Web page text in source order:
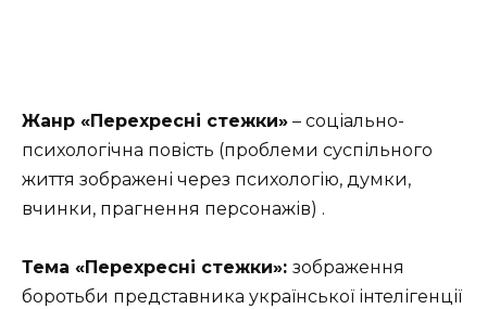
Жанр «Перехресні стежки» – соціально-
психологічна повість (проблеми суспільного
життя зображені через психологію, думки,
вчинки, прагнення персонажів) .
Тема «Перехресні стежки»: зображення
боротьби представника української інтелігенції